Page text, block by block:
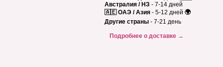
Австралия / НЗ - 7-14 дней
🇦🇪 ОАЭ / Азия - 5-12 дней 🌍
Другие страны - 7-21 день
Подробнее о доставке →